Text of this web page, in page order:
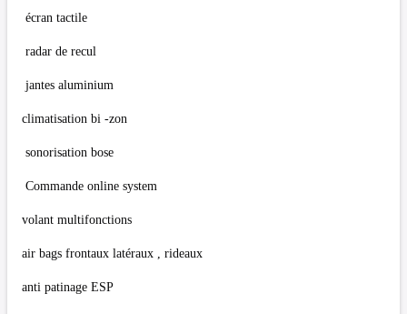
écran tactile
radar de recul
jantes aluminium
climatisation bi -zon
sonorisation bose
Commande online system
volant multifonctions
air bags frontaux latéraux , rideaux
anti patinage ESP